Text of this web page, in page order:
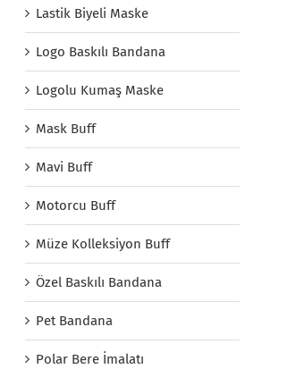
Lastik Biyeli Maske
Logo Baskılı Bandana
Logolu Kumaş Maske
Mask Buff
Mavi Buff
Motorcu Buff
Müze Kolleksiyon Buff
Özel Baskılı Bandana
Pet Bandana
Polar Bere İmalatı